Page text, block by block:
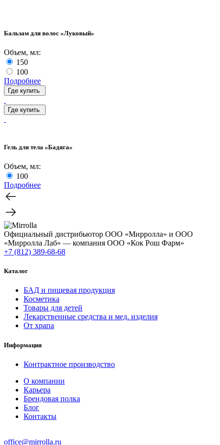
Бальзам для волос «Луковый»
Объем, мл:
150
100
Подробнее
Где купить
Где купить
Гель для тела «Бадяга»
Объем, мл:
100
Подробнее
Официальный дистрибьютор ООО «Мирролла» и ООО
«Мирролла Лаб» — компания ООО «Кок Рош Фарм»
+7 (812) 389-68-68
Каталог
БАД и пищевая продукция
Косметика
Товары для детей
Лекарственные средства и мед. изделия
От храпа
Информация
Контрактное производство
О компании
Карьера
Брендовая полка
Блог
Контакты
office@mirrolla.ru